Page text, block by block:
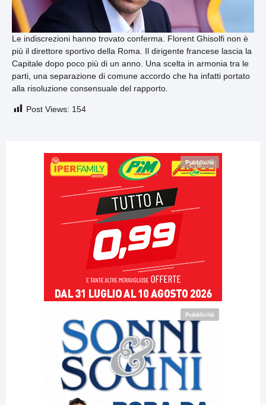
Le indiscrezioni hanno trovato conferma. Florent Ghisolfi non è
più il direttore sportivo della Roma. Il dirigente francese lascia la
Capitale dopo poco più di un anno. Una scelta in armonia tra le
parti, una separazione di comune accordo che ha infatti portato
alla risoluzione consensuale del rapporto.
Post Views: 154
Pubblicità
Pubblicità